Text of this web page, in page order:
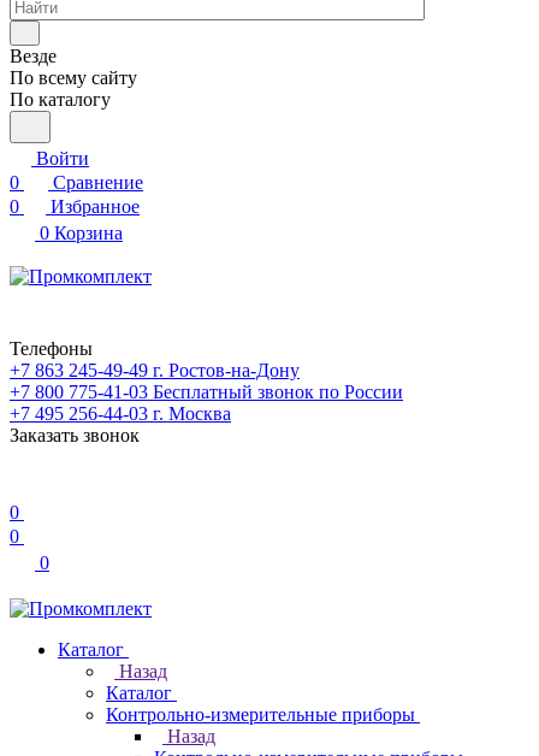
Везде
По всему сайту
По каталогу
Войти
0
Сравнение
0
Избранное
0 Корзина
Телефоны
+7 863 245-49-49 г. Ростов-на-Дону
+7 800 775-41-03 Бесплатный звонок по России
+7 495 256-44-03 г. Москва
Заказать звонок
0
0
0
Каталог
Назад
Каталог
Контрольно-измерительные приборы
Назад